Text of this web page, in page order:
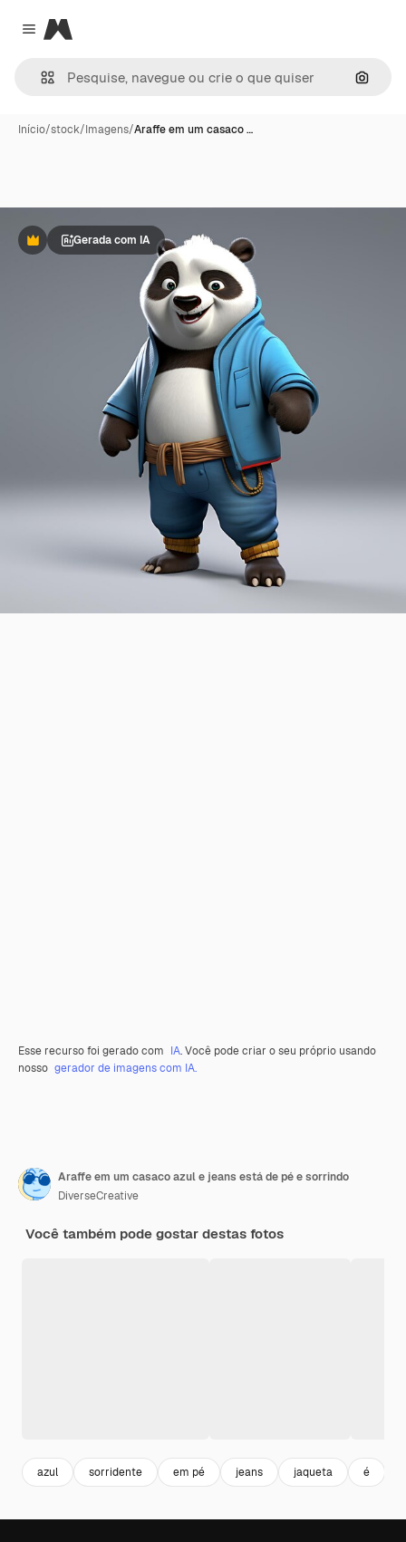
Close menu
Magnific
Início/stock/Imagens/Araffe em um casaco …
PremiumGerada com IA
Esse recurso foi gerado com IA. Você pode criar o seu próprio usando
nosso gerador de imagens com IA.
Araffe em um casaco azul e jeans está de pé e sorrindo
DiverseCreative
Você também pode gostar destas fotos
azul sorridente em pé jeans jaqueta é